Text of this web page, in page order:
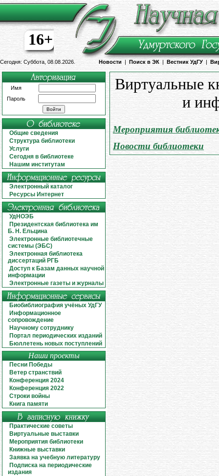
16+
Сегодня: Суббота, 08.08.2026. Новости | Поиск в ЭК | Вестник УдГУ |
Имя
Пароль
Общие сведения
Структура библиотеки
Услуги
Сегодня в библиотеке
Нашим институтам
Электронный каталог
Ресурсы Интернет
УдНОЭБ
Президентская библиотека им
Б. Н. Ельцина
Электронные библиотечные
системы (ЭБС)
Электронная библиотека
диссертаций РГБ
Доступ к Базам данных научной
информации
Электронные газеты и журналы
Биобиблиография учёных УдГУ
Информационное
сопровождение
Научному сотруднику
Портал периодических изданий
Бюллетень новых поступлений
Наши проекты
Песни Победы
Ветер странствий
Конференция 2024
Конференция 2022
Строки войны
Книга памяти
Практические советы
Виртуальные выставки
Мероприятия библиотеки
Книжные выставки
Заявка на учебную литературу
Подписка на периодические
издания
Виртуальные
и
Мероприятия
Новости библиотеки